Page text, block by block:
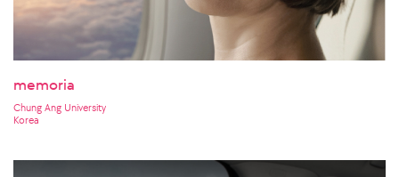
memoria
Chung Ang University
Korea